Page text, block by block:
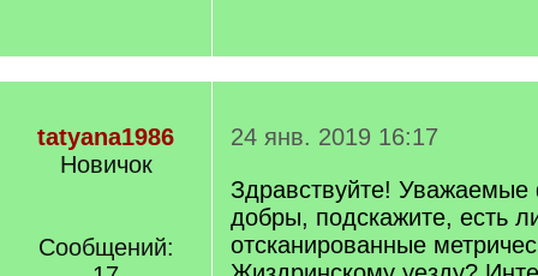
tatyana1986
Новичок
Сообщений:
24 янв. 2019 16:17
Здравствуйте! Уважаемые
добры, подскажите, есть
отсканированные